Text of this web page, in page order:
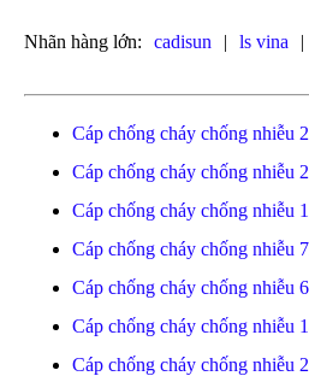
Nhãn hàng lớn: cadisun | ls vina |
Cáp chống cháy chống nhiễu
Cáp chống cháy chống nhiễu
Cáp chống cháy chống nhiễu
Cáp chống cháy chống nhiễu
Cáp chống cháy chống nhiễu
Cáp chống cháy chống nhiễu
Cáp chống cháy chống nhiễu